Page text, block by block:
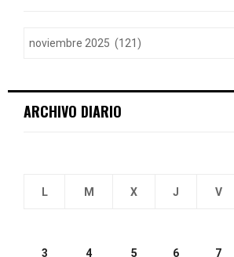
ARCHIVO DIARIO
L M X J V
3 4 5 6 7